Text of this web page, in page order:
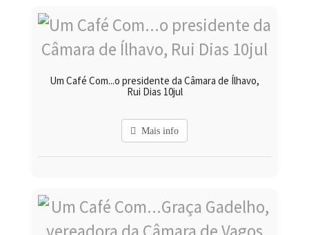
Um Café Com...o presidente da Câmara de Ílhavo,
Rui Dias 10jul
Mais info